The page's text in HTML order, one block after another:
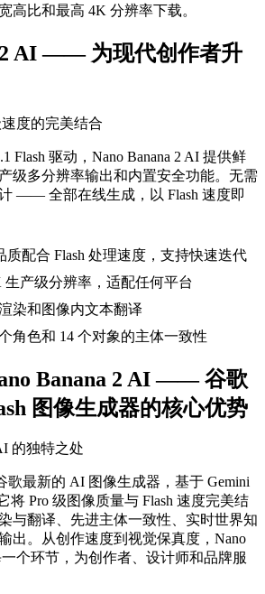
高比和最高 4K 分辨率下载。
2 AI —— 为现代创作者升
速度的完美结合
Flash 驱动，Nano Banana 2 AI 提供鲜
级多分辨率输出和内置安全功能。无需
—— 全部在线生成，以 Flash 速度即
质配合 Flash 处理速度，支持快速迭代
生产级分辨率，适配任何平台
染和图像内文本翻译
角色和 14 个对象的主体一致性
Banana 2 AI —— 谷歌
图像生成器的核心优势
的独特之处
歌最新的 AI 图像生成器，基于 Gemini
将 Pro 级图像质量与 Flash 速度完美结
与翻译、先进主体一致性、实时世界知
出。从创作速度到视觉保真度，Nano
一个环节，为创作者、设计师和品牌服